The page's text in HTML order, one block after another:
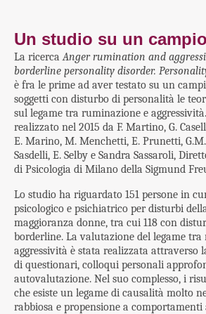
Un studio su un
La ricercaAnger rumination and
borderline personality disorder.
è fra le prime ad aver testato su un
soggetti con disturbo di personalità le
sul legame tra ruminazione e
realizzato nel 2015 da F. Martino, G.
E. Marino, M. Menchetti, E. Prunetti,
Sasdelli, E. Selby e Sandra Sassaroli,
di Psicologia di Milano della Sigmund
Lo studio ha riguardato 151 persone in
psicologico e psichiatrico per disturbi
maggioranza donne, tra cui 118 con
borderline. La valutazione del legame
aggressività è stata realizzata attraverso
di questionari, colloqui personali
autovalutazione. Nel suo complesso, i
che esiste un legame di causalità molto
rabbiosa e propensione a comportamenti